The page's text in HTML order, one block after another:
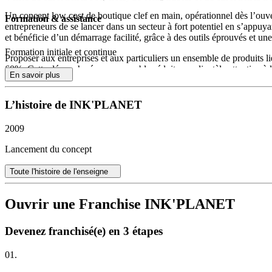
Un concept low cost de boutique clef en main, opérationnel dès
entrepreneurs de se lancer dans un secteur à fort potentiel en
et bénéficie d’un démarrage facilité, grâce à des outils éprouvés et
Proposer aux entreprises et aux particuliers un ensemble de
60%. Cette démarche éco-responsable séduit une clientèle attentive à
les marques du marché.
Profil des candidats recherchés
Créée en octobre 2009, la société Ink’Planet
En septembre 2010, Ink’Planet souhaite lancer son réseau de
Les atouts du concept en détail
La franchise Ink’Planet se distingue par une gestion simplifiée du
la barrière à l’accès au réseau. Le modèle s’adapte aux évolutions
que les particuliers en quête d’offres personnalisées et compétitives.
Accompagnement et formation
clientèle localement ainsi qu’une assistance continue, du lancement
l’expérience Ink’Planet sur l’ensemble du territoire.
Formation & assistance
Formation initiale et continue
En savoir plus
L’histoire de INK'PLANET
2009
Lancement du concept
Toute l'histoire de l'enseigne
Ouvrir une Franchise INK'PLANET
Devenez franchisé(e) en 3 étapes
01.